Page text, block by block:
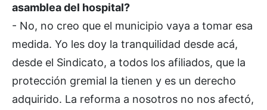
asamblea del hospital?
- No, no creo que el municipio vaya a tomar esa
medida. Yo les doy la tranquilidad desde acá,
desde el Sindicato, a todos los afiliados, que la
protección gremial la tienen y es un derecho
adquirido. La reforma a nosotros no nos afectó,